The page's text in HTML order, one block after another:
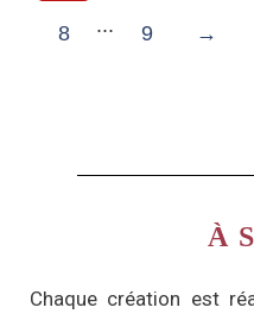
8 ... 9 →
À
Chaque création est